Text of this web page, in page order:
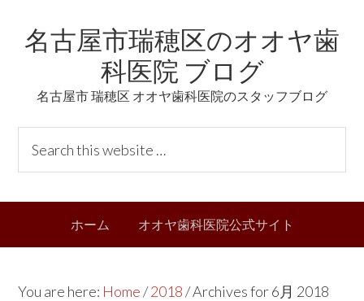
links
primary
content
primary
名古屋市瑞穂区のオオヤ歯
科医院 ブログ
名古屋市 瑞穂区 オオヤ歯科医院のスタッフブログ
Header
Right
navigation
ホーム オオヤ歯科医院公式サイト
You are here: Home/2018/Archives for 6月 2018